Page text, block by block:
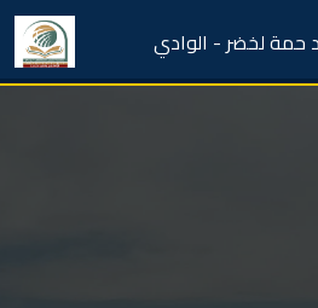
حمة لخضر - الوادي